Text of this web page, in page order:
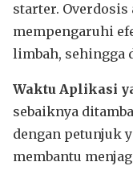
starter. Overdosis
mempengaruhi
limbah, sehingga
Waktu Aplikasi
sebaiknya
dengan petunjuk
membantu